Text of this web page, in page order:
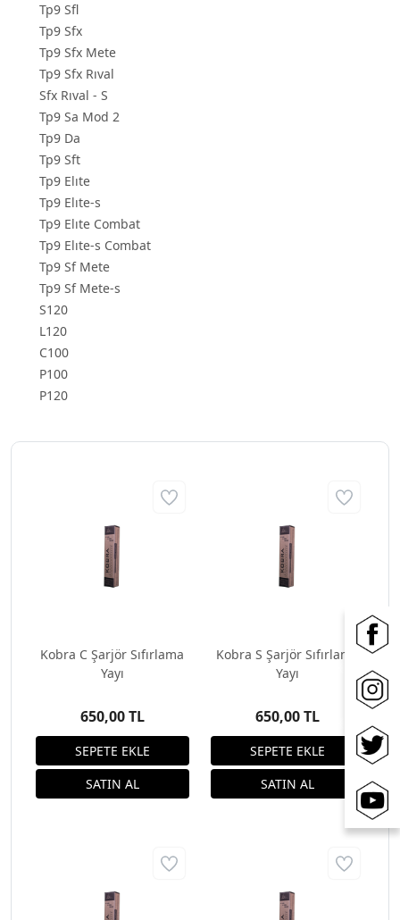
Tp9 Sfl
Tp9 Sfx
Tp9 Sfx Mete
Tp9 Sfx Rıval
Sfx Rıval - S
Tp9 Sa Mod 2
Tp9 Da
Tp9 Sft
Tp9 Elıte
Tp9 Elıte-s
Tp9 Elıte Combat
Tp9 Elıte-s Combat
Tp9 Sf Mete
Tp9 Sf Mete-s
S120
L120
C100
P100
P120
Kobra C Şarjör Sıfırlama
Yayı
650,00 TL
Kobra S Şarjör Sıfırlama
Yayı
650,00 TL